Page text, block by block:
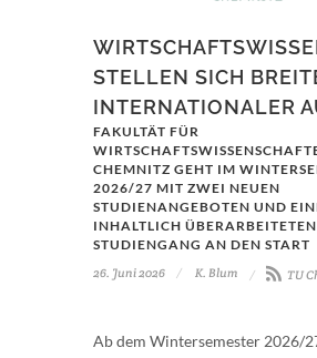
STELLEN SICH
INTERNATIONALER
FAKULTÄT FÜR
CHEMNITZ GEHT IM
2026/27 MIT ZWEI NEUEN
STUDIENANGEBOTEN UND
INHALTLICH ÜBERARBEITETEN
STUDIENGANG AN DEN START
26. Juni 2026
K. Blum TU
Ab dem Wintersemester 2026/